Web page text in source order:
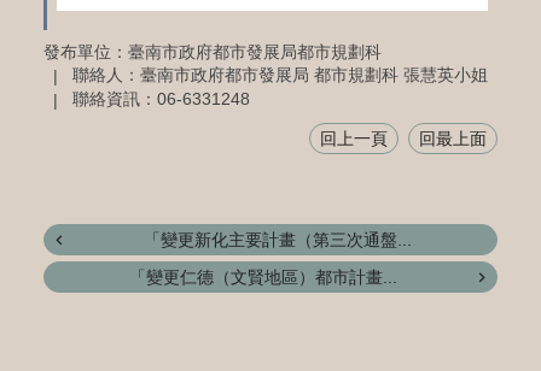
發布單位：臺南市政府都市發展局都市規劃科
聯絡人：臺南市政府都市發展局 都市規劃科 張慧英小姐
聯絡資訊：06-6331248
回上一頁 回最上面
「變更新化主要計畫（第三次通盤...
「變更仁德（文賢地區）都市計畫...